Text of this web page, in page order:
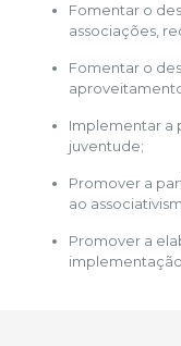
Fomentar o
associações,
Fomentar o
Implementar a
juventude;
Promover a
ao
Promover a